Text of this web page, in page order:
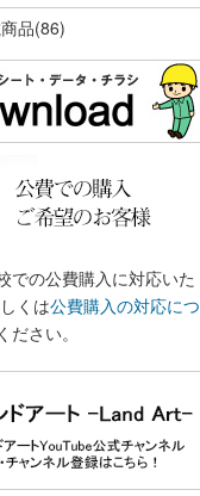
品(86)
での公費購入に対応いた
くは公費購入の対応につ
ださい。